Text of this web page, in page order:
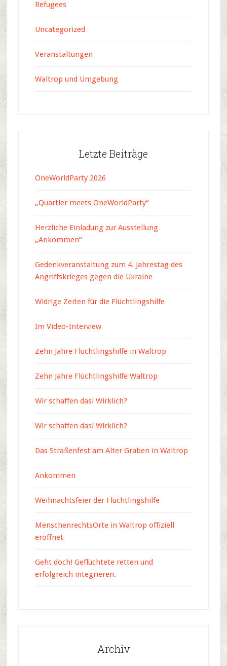
Refugees
Uncategorized
Veranstaltungen
Waltrop und Umgebung
Letzte Beiträge
OneWorldParty 2026
„Quartier meets OneWorldParty“
Herzliche Einladung zur Ausstellung
„Ankommen“
Gedenkveranstaltung zum 4. Jahrestag des
Angriffskrieges gegen die Ukraine
Widrige Zeiten für die Flüchtlingshilfe
Im Video-Interview
Zehn Jahre Flüchtlingshilfe in Waltrop
Zehn Jahre Flüchtlingshilfe Waltrop
Wir schaffen das! Wirklich?
Wir schaffen das! Wirklich?
Das Straßenfest am Alter Graben in Waltrop
Ankommen
Weihnachtsfeier der Flüchtlingshilfe
MenschenrechtsOrte in Waltrop offiziell
eröffnet
Geht doch! Geflüchtete retten und
erfolgreich integrieren.
Archiv